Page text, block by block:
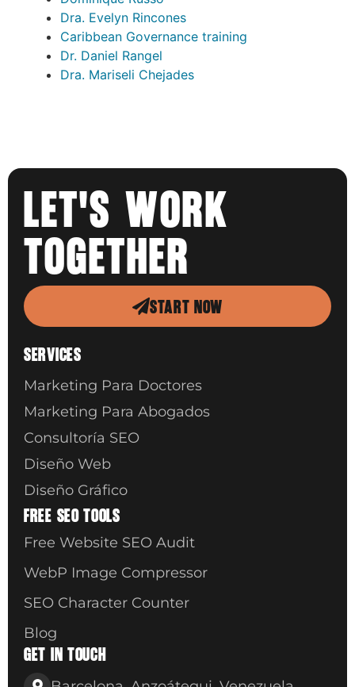
Dra. Evelyn Rincones
Caribbean Governance training
Dr. Daniel Rangel
Dra. Mariseli Chejades
LET'S WORK
TOGETHER
START NOW
SERVICES
Marketing Para Doctores
Marketing Para Abogados
Consultoría SEO
Diseño Web
Diseño Gráfico
FREE SEO TOOLS
Free Website SEO Audit
WebP Image Compressor
SEO Character Counter
Blog
GET IN TOUCH